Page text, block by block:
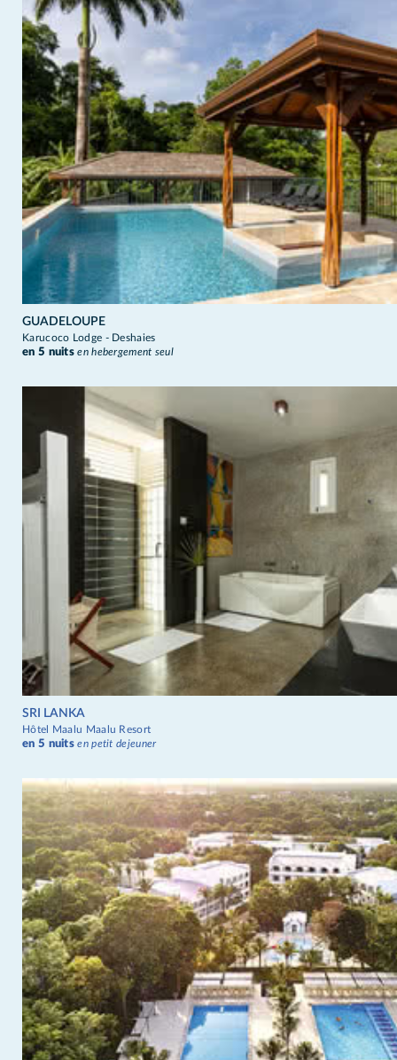
GUADELOUPE
Karucoco Lodge - Deshaies
en 5 nuitsen hebergement seul
SRI LANKA
Hôtel Maalu Maalu Resort
en 5 nuitsen petit dejeuner